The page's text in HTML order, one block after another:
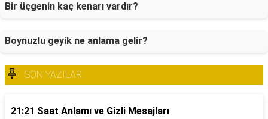
Bir üçgenin kaç kenarı vardır?
Boynuzlu geyik ne anlama gelir?
SON YAZILAR
21:21 Saat Anlamı ve Gizli Mesajları